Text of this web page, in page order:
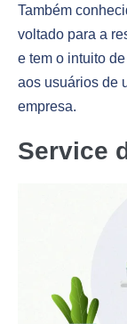
Também
voltado para a
e tem o intuito
aos usuários de
empresa.
Service